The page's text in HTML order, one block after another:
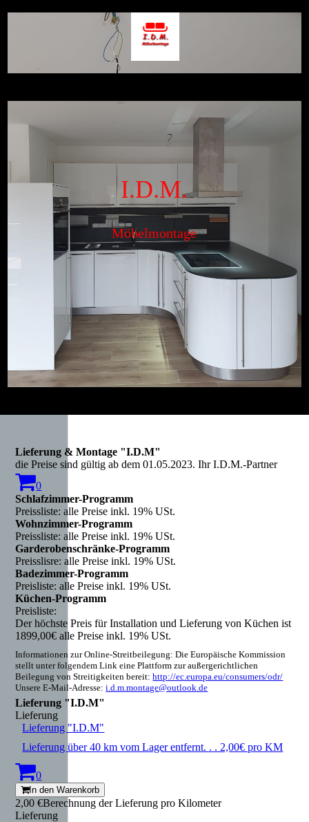
I.D.M.
Möbelmontage
Lieferung & Montage "I.D.M"
die Preise sind gültig ab dem 01.05.2023. Ihr I.D.M.-Partner
0
Schlafzimmer-Programm
Preissliste: alle Preise inkl. 19% USt.
Wohnzimmer-Programm
Preissliste: alle Preise inkl. 19% USt.
Garderobenschränke-Programm
Preisslisre: alle Preise inkl. 19% USt.
Badezimmer-Programm
Preisliste: alle Preise inkl. 19% USt.
Küchen-Programm
Preisliste:
Der höchste Preis für Installation und Lieferung von Küchen ist
1899,00€ alle Preise inkl. 19% USt.
Informationen zur Online-Streitbeilegung: Die Europäische Kommission
stellt unter folgendem Link eine Plattform zur außergerichtlichen
Beilegung von Streitigkeiten bereit:http://ec.europa.eu/consumers/odr/
Unsere E-Mail-Adresse:i.d.m.montage@outlook.de
Lieferung "I.D.M"
Lieferung
Lieferung "I.D.M"
Lieferung über 40 km vom Lager entfernt. . . 2,00€ pro KM
0
In den Warenkorb
2,00 €Berechnung der Lieferung pro Kilometer
Lieferung